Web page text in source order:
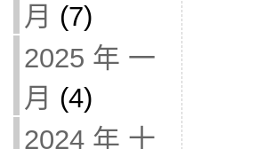
月 (7)
2025 年 一
月 (4)
2024 年 十